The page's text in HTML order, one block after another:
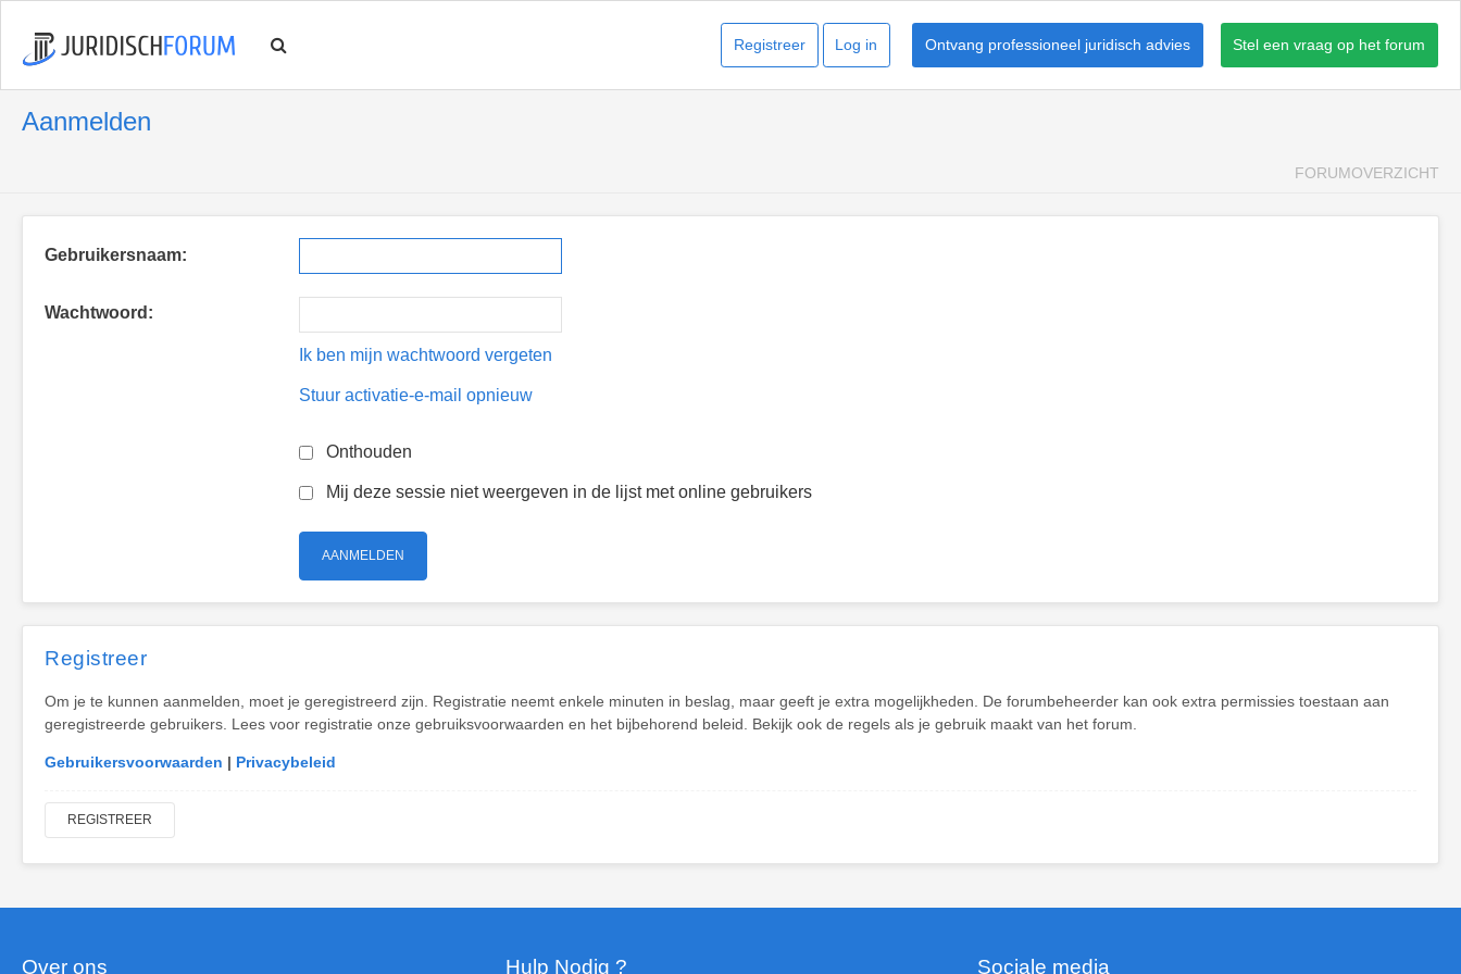
Stel een vraag op het forum
Ontvang professioneel juridisch advies
Log in
Registreer
Aanmelden
FORUMOVERZICHT
Gebruikersnaam:
Wachtwoord:
Ik ben mijn wachtwoord vergeten
Stuur activatie-e-mail opnieuw
Onthouden
Mij deze sessie niet weergeven in de lijst met online gebruikers
Registreer
Om je te kunnen aanmelden, moet je geregistreerd zijn. Registratie neemt enkele minuten in beslag, maar geeft je extra mogelijkheden. De forumbeheerder kan ook extra permissies toestaan aan
geregistreerde gebruikers. Lees voor registratie onze gebruiksvoorwaarden en het bijbehorend beleid. Bekijk ook de regels als je gebruik maakt van het forum.
Gebruikersvoorwaarden | Privacybeleid
REGISTREER
Over ons Hulp Nodig ? Sociale media